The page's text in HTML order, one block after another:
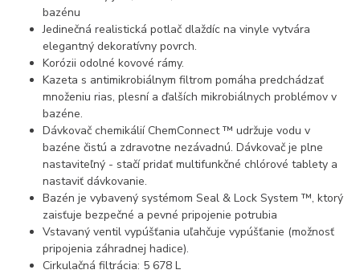
bazénu
Jedinečná realistická potlač dlaždíc na vinyle vytvára
elegantný dekoratívny povrch.
Korózii odolné kovové rámy.
Kazeta s antimikrobiálnym filtrom pomáha predchádzať
množeniu rias, plesní a ďalších mikrobiálnych problémov v
bazéne.
Dávkovač chemikálií ChemConnect ™ udržuje vodu v
bazéne čistú a zdravotne nezávadnú. Dávkovač je plne
nastaviteľný - stačí pridať multifunkčné chlórové tablety a
nastaviť dávkovanie.
Bazén je vybavený systémom Seal & Lock System ™, ktorý
zaisťuje bezpečné a pevné pripojenie potrubia
Vstavaný ventil vypúšťania uľahčuje vypúšťanie (možnosť
pripojenia záhradnej hadice).
Cirkulačná filtrácia: 5 678 L